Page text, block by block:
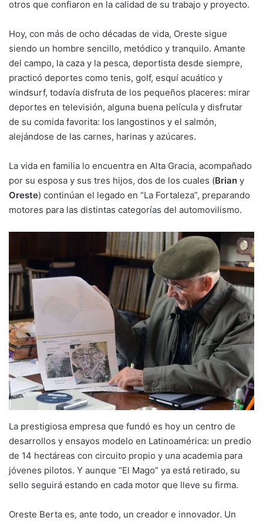
otros que confiaron en la calidad de su trabajo y proyecto.
Hoy, con más de ocho décadas de vida, Oreste sigue
siendo un hombre sencillo, metódico y tranquilo. Amante
del campo, la caza y la pesca, deportista desde siempre,
practicó deportes como tenis, golf, esquí acuático y
windsurf, todavía disfruta de los pequeños placeres: mirar
deportes en televisión, alguna buena película y disfrutar
de su comida favorita: los langostinos y el salmón,
alejándose de las carnes, harinas y azúcares.
La vida en familia lo encuentra en Alta Gracia, acompañado
por su esposa y sus tres hijos, dos de los cuales (Brian y
Oreste) continúan el legado en “La Fortaleza”, preparando
motores para las distintas categorías del automovilismo.
La prestigiosa empresa que fundó es hoy un centro de
desarrollos y ensayos modelo en Latinoamérica: un predio
de 14 hectáreas con circuito propio y una academia para
jóvenes pilotos. Y aunque “El Mago” ya está retirado, su
sello seguirá estando en cada motor que lleve su firma.
Oreste Berta es, ante todo, un creador e innovador. Un